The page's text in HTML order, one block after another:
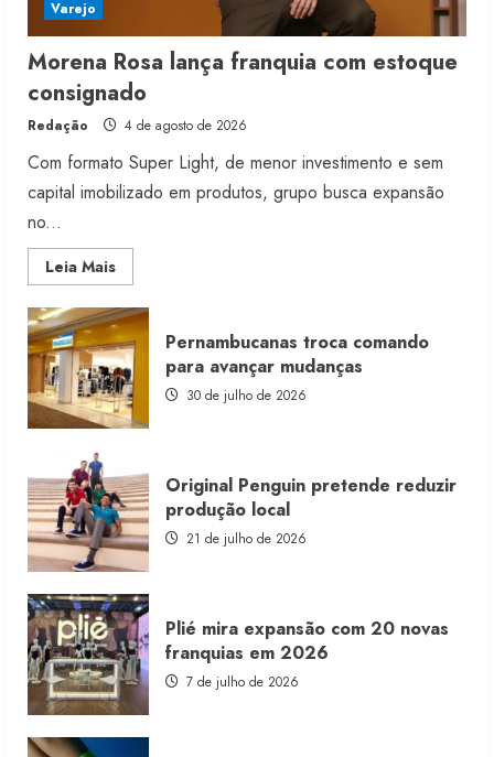
Varejo
Morena Rosa lança franquia com estoque
consignado
Redação 4 de agosto de 2026
Com formato Super Light, de menor investimento e sem
capital imobilizado em produtos, grupo busca expansão
no...
Leia MaisRead
more
Morena
Rosa
lança
franquia
com
estoque
consignado
Pernambucanas troca comando
para avançar mudanças
30 de julho de 2026
Original Penguin pretende reduzir
produção local
21 de julho de 2026
Plié mira expansão com 20 novas
franquias em 2026
7 de julho de 2026